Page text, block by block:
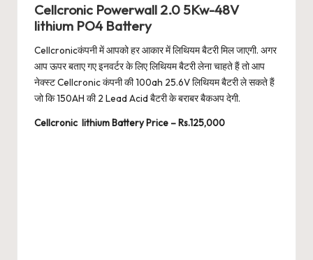
Cellcronic Powerwall 2.0 5Kw-48V
lithium PO4 Battery
Cellcronicकंपनी में आपको हर आकार में लिथियम बैटरी मिल जाएगी. अगर
आप ऊपर बताए गए इनवर्टर के लिए लिथियम बैटरी लेना चाहते हैं तो आप
नेक्स्ट Cellcronic कंपनी की 100ah 25.6V लिथियम बैटरी ले सकते हैं
जो कि 150AH की 2 Lead Acid बैटरी के बराबर बैकअप देगी.
Cellcronic lithium Battery Price – Rs.125,000